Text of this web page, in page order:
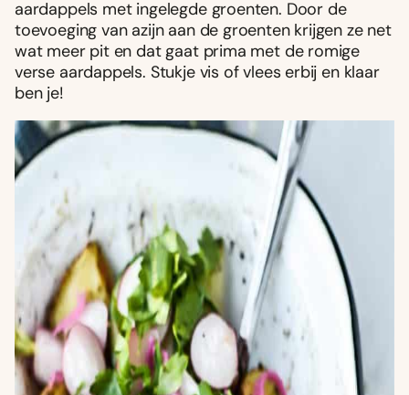
aardappels met ingelegde groenten. Door de
toevoeging van azijn aan de groenten krijgen ze net
wat meer pit en dat gaat prima met de romige
verse aardappels. Stukje vis of vlees erbij en klaar
ben je!